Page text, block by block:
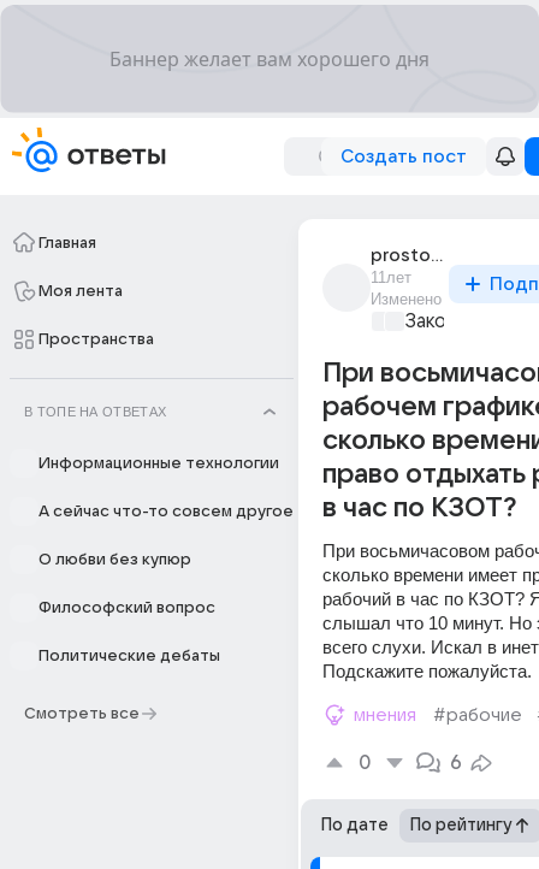
Создать пост
Главная
Моя лента
Пространства
В ТОПЕ НА ОТВЕТАХ
Информационные технологии
А сейчас что-то совсем другое
О любви без купюр
Философский вопрос
Политические дебаты
Смотреть все
prosto_72
11лет
Изменено
Закон и
При
рабочем
сколько
право отдыхать
в час по КЗОТ?
При восьмичасовом
сколько времени имеет
рабочий в час по КЗОТ?
слышал что 10 минут. Но
всего слухи. Искал в
Подскажите пожалуйста.
мнения #рабочие
0 6
По дате По рейтингу